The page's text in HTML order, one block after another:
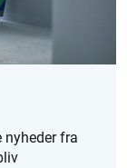
fra